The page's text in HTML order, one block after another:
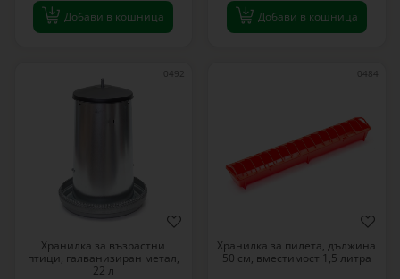
Добави в кошница Добави в кошница
0492
Хранилка за възрастни
птици, галванизиран метал,
22 л
0484
Хранилка за пилета, дължина
50 см, вместимост 1,5 литра